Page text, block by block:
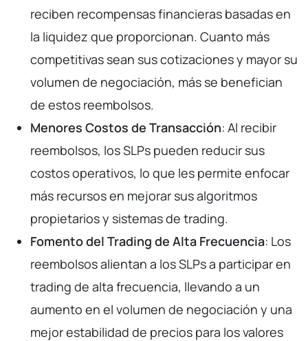
reciben recompensas financieras basadas en
la liquidez que proporcionan. Cuanto más
competitivas sean sus cotizaciones y mayor su
volumen de negociación, más se benefician
de estos reembolsos.
Menores Costos de Transacción: Al recibir
reembolsos, los SLPs pueden reducir sus
costos operativos, lo que les permite enfocar
más recursos en mejorar sus algoritmos
propietarios y sistemas de trading.
Fomento del Trading de Alta Frecuencia: Los
reembolsos alientan a los SLPs a participar en
trading de alta frecuencia, llevando a un
aumento en el volumen de negociación y una
mejor estabilidad de precios para los valores